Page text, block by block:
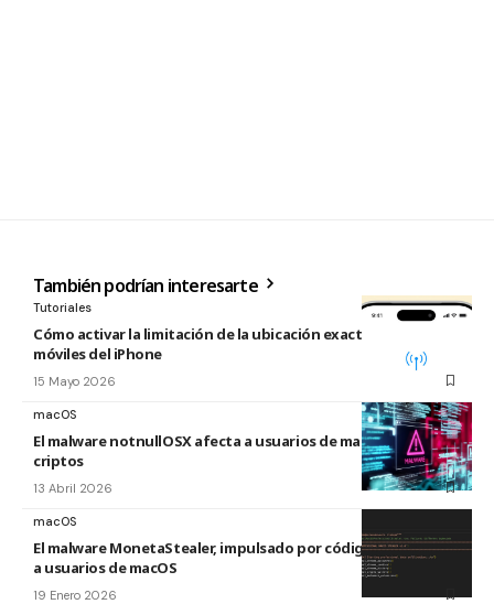
También podrían interesarte
Tutoriales
Cómo activar la limitación de la ubicación exacta para redes
móviles del iPhone
15 Mayo 2026
macOS
El malware notnullOSX afecta a usuarios de macOS con
criptos
13 Abril 2026
macOS
El malware MonetaStealer, impulsado por código de IA, ataca
a usuarios de macOS
19 Enero 2026